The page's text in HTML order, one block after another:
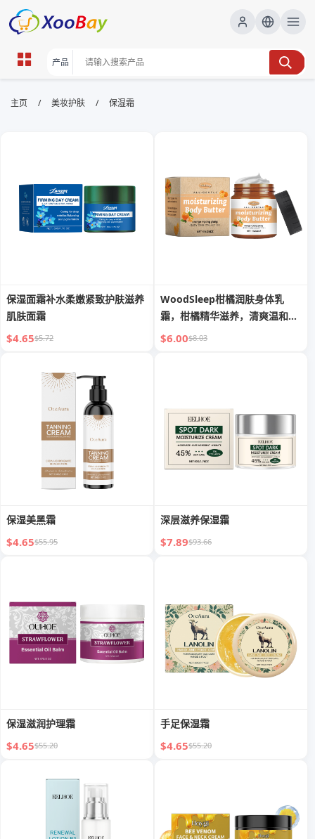
保湿霜 | XOOBAY B2B/B2C
深层保湿锁水，滋养肌肤，持久润泽光滑细致
主页 / 美妆护肤 / 保湿霜
保湿面霜补水柔嫩紧致护肤滋养
肌肤面霜
$4.65$5.72
WoodSleep柑橘润肤身体乳
霜，柑橘精华滋养，清爽温和，
深层保湿护肤
$6.00$8.03
保湿美黑霜
$4.65$55.95
深层滋养保湿霜
$7.89$93.66
保湿滋润护理霜
$4.65$55.20
手足保湿霜
$4.65$55.20